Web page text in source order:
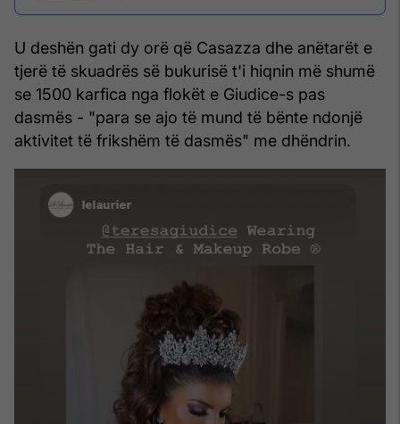
U deshën gati dy orë që Casazza dhe anëtarët e
tjerë të skuadrës së bukurisë t'i hiqnin më shumë
se 1500 karfica nga flokët e Giudice-s pas
dasmës - "para se ajo të mund të bënte ndonjë
aktivitet të frikshëm të dasmës" me dhëndrin.